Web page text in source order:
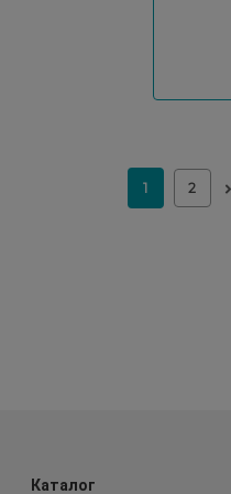
Каталог